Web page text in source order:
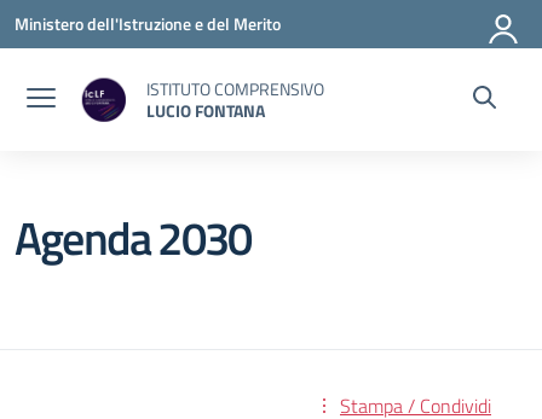
Vai ai contenuti
Vai al menu di navigazione
Vai al footer
Ministero dell'Istruzione e del Merito
ISTITUTO COMPRENSIVO
LUCIO FONTANA
Agenda 2030
Stampa / Condividi